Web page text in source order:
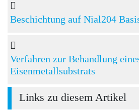
Beschichtung auf Nial204
Verfahren zur Behandlung
Eisenmetallsubstrats
Links zu diesem Artikel